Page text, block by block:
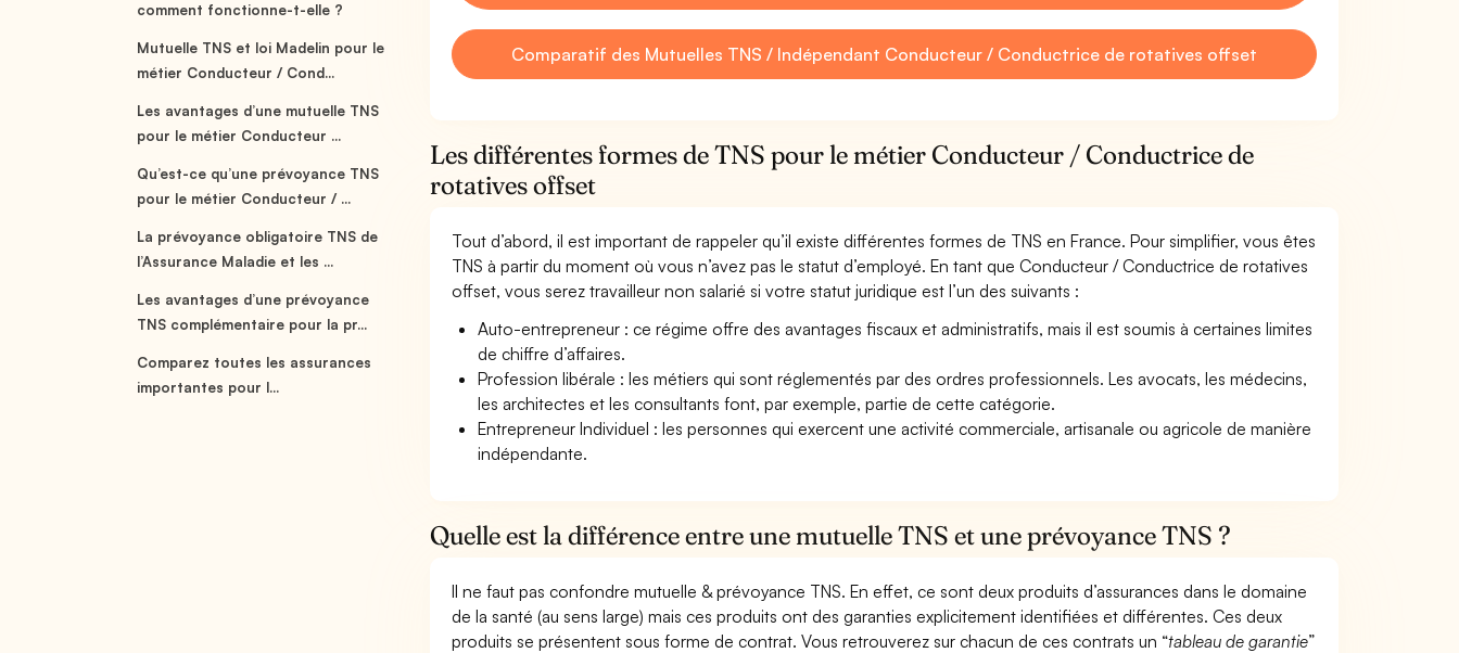
comment fonctionne-t-elle ?
Mutuelle TNS et loi Madelin pour le
métier Conducteur / Cond...
Les avantages d’une mutuelle TNS
pour le métier Conducteur ...
Qu’est-ce qu’une prévoyance TNS
pour le métier Conducteur / ...
La prévoyance obligatoire TNS de
l’Assurance Maladie et les ...
Les avantages d’une prévoyance
TNS complémentaire pour la pr...
Comparez toutes les assurances
importantes pour l...
Comparatif des Mutuelles TNS / Indépendant Conducteur / Conductrice de rotatives offset
Les différentes formes de TNS pour le métier Conducteur / Conductrice de
rotatives offset
Tout d’abord, il est important de rappeler qu’il existe différentes formes de TNS en France. Pour simplifier, vous êtes
TNS à partir du moment où vous n’avez pas le statut d’employé. En tant que Conducteur / Conductrice de rotatives
offset, vous serez travailleur non salarié si votre statut juridique est l’un des suivants :
Auto-entrepreneur : ce régime offre des avantages fiscaux et administratifs, mais il est soumis à certaines limites
de chiffre d’affaires.
Profession libérale : les métiers qui sont réglementés par des ordres professionnels. Les avocats, les médecins,
les architectes et les consultants font, par exemple, partie de cette catégorie.
Entrepreneur Individuel : les personnes qui exercent une activité commerciale, artisanale ou agricole de manière
indépendante.
Quelle est la différence entre une mutuelle TNS et une prévoyance TNS ?
Il ne faut pas confondre mutuelle & prévoyance TNS. En effet, ce sont deux produits d’assurances dans le domaine
de la santé (au sens large) mais ces produits ont des garanties explicitement identifiées et différentes. Ces deux
produits se présentent sous forme de contrat. Vous retrouverez sur chacun de ces contrats un “tableau de garantie”